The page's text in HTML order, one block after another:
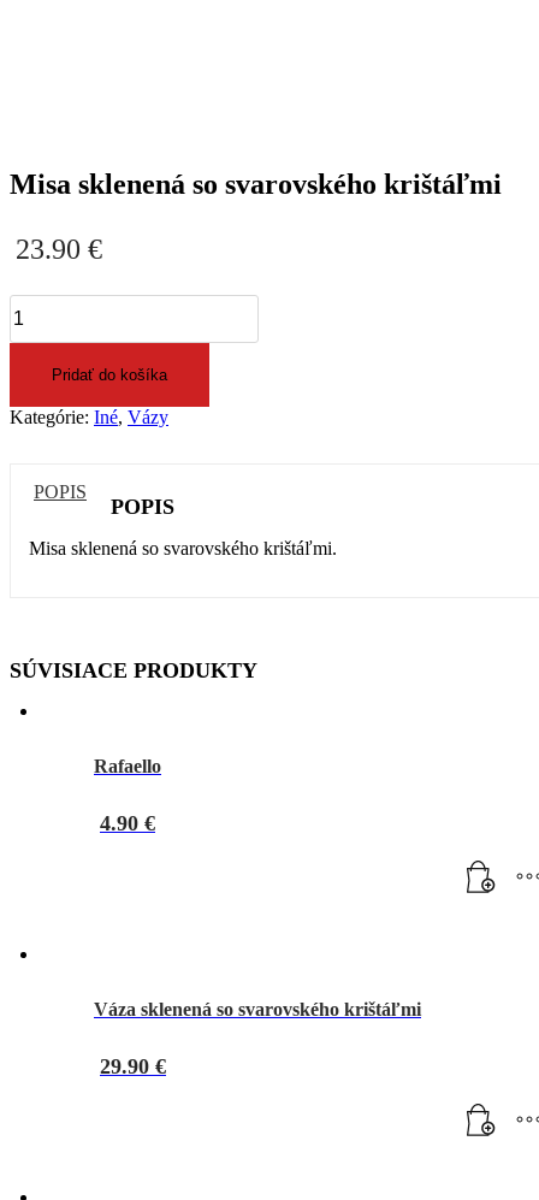
Misa sklenená so svarovského krištáľmi
23.90 €
množstvo
Misa
sklenená
krištáľmi
Pridať do košíka
Kategórie: Iné, Vázy
POPIS
POPIS
Misa sklenená so svarovského krištáľmi.
SÚVISIACE PRODUKTY
Rafaello
4.90 €
Váza sklenená so svarovského krištáľmi
29.90 €